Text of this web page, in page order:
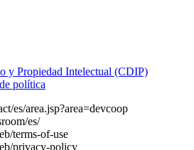
y Propiedad Intelectual (CDIP)
política
es/area.jsp?area=devcoop
es/
terms-of-use
privacy-policy